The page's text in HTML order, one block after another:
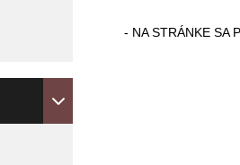
- NA STRÁNKE SA